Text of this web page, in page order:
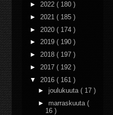
► 2022 ( 180 )
► 2021 ( 185 )
► 2020 ( 174 )
► 2019 ( 190 )
► 2018 ( 197 )
► 2017 ( 192 )
▼ 2016 ( 161 )
► joulukuuta ( 17 )
► marraskuuta (
16 )